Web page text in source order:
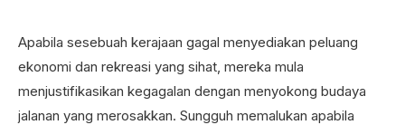
Apabila sesebuah kerajaan gagal menyediakan peluang
ekonomi dan rekreasi yang sihat, mereka mula
menjustifikasikan kegagalan dengan menyokong budaya
jalanan yang merosakkan. Sungguh memalukan apabila